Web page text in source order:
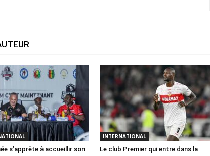
s’apprête à accueillir son
INTERNATIONAL
Le club Premier qui entre dans la